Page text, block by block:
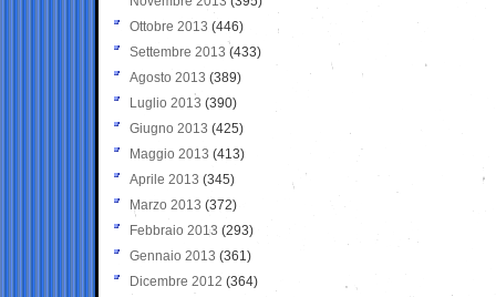
Ottobre 2013 (446)
Settembre 2013 (433)
Agosto 2013 (389)
Luglio 2013 (390)
Giugno 2013 (425)
Maggio 2013 (413)
Aprile 2013 (345)
Marzo 2013 (372)
Febbraio 2013 (293)
Gennaio 2013 (361)
Dicembre 2012 (364)